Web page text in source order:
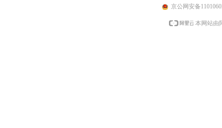
京公网安备
本网站由